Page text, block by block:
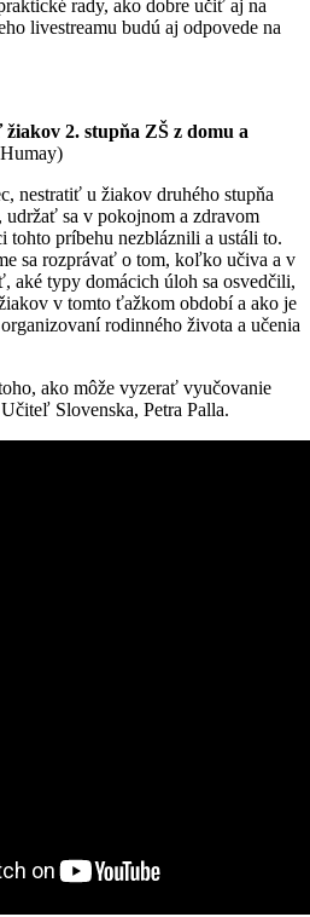
rady, ako dobre učiť aj na
livestreamu budú aj odpovede na
2. stupňa ZŠ z domu a
nestratiť u žiakov druhého stupňa
sa v pokojnom a zdravom
tohto príbehu nezbláznili a ustáli to.
sa rozprávať o tom, koľko učiva a v
aké typy domácich úloh sa osvedčili,
v tomto ťažkom období a ako je
rodinného života a učenia
ako môže vyzerať vyučovanie
Slovenska, Petra Palla.